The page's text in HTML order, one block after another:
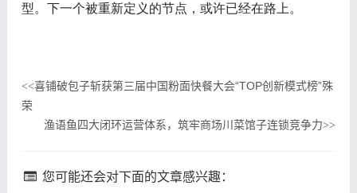
型。下一个被重新定义的节点，或许已经在路上。
<<喜铺破包子斩获第三届中国粉面快餐大会“TOP创新模式榜”殊
荣
渔语鱼四大闭环运营体系，筑牢商场川菜馆子连锁竞争力>>
您可能还会对下面的文章感兴趣：